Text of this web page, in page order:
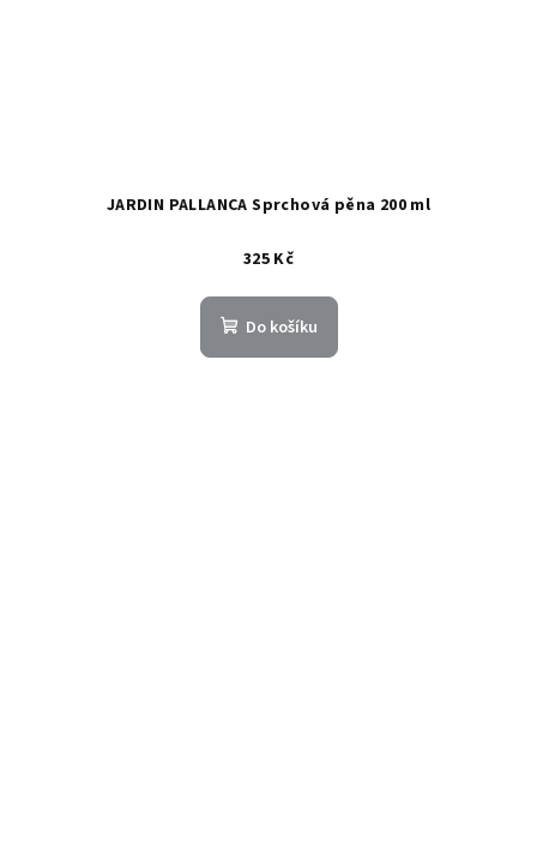
JARDIN PALLANCA Sprchová pěna 200 ml
325 Kč
Do košíku